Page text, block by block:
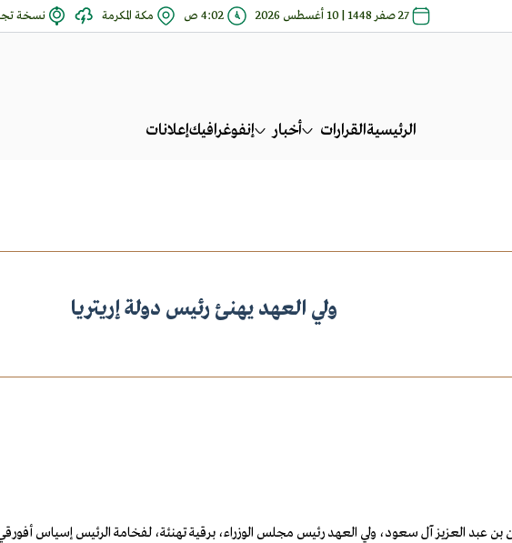
27 صفر 1448 | 10 أغسطس 2026 4:02 ص مكة المكرمة نسخة
الرئيسيةالقرارات أخبار إنفوغرافيكإعلانات
ولي العهد يهنئ رئيس دولة إريتريا
عبد العزيز آل سعود، ولي العهد رئيس مجلس الوزراء، برقية تهنئة، لفخامة الرئيس إسياس